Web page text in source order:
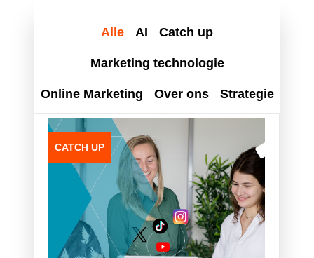
AI Catch up
Marketing technologie
Online Marketing Over ons Strategie
Alle
CATCH UP